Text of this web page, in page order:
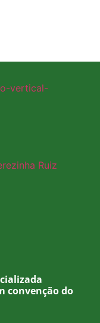
convenção do